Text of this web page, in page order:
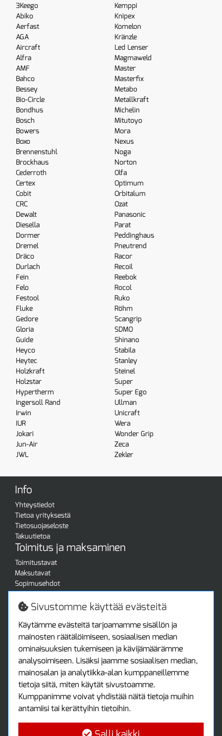
3Keego
Abiko
Aerfast
AGA
Aircraft
Alfra
AMF
Bahco
Bessey
Bio-Circle
Bondhus
Bosch
Bowers
Boxo
Brennenstuhl
Brockhaus
Cederroth
Certex
Cobit
CRC
Dewalt
Diesella
Dormer
Dremel
Dräco
Durlach
Fein
Felo
Festool
Fluke
Gedore
Gloria
Guide
Heyco
Heytec
Holzkraft
Holzstar
Hypertherm
Ingersoll Rand
Irwin
IUR
Jokari
Jun-Air
JWL
Kemppi
Knipex
Komelon
Kränzle
Led Lenser
Magmaweld
Master
Masterfix
Metabo
Metallkraft
Michelin
Mitutoyo
Mora
Nexus
Noga
Norton
Olfa
Optimum
Orbitalum
Ozat
Panasonic
Parat
Peddinghaus
Pneutrend
Racor
Recoil
Reebok
Rocol
Ruko
Röhm
Scangrip
SDMO
Shinano
Stabila
Stanley
Steinel
Super
Super Ego
Ullman
Unicraft
Wera
Wonder Grip
Zeca
Zekler
Info
Yhteystiedot
Tietoa yrityksestä
Tietosuojaseloste
Takuutietoa
Toimitus ja maksaminen
Toimitustavat
Maksutavat
Sopimusehdot
Turvallista ostamista
Jälleenmyyjille
Tax free / verovapaa myynti
Asiakastilini
Asiakastili
Luo tili
Kirjaudu sisään
Ota yhteyttä
Protools Oy
Tuottajankatu 13
Sivustomme käyttää evästeitä
Käytämme evästeitä tarjoamamme sisällön ja
mainosten räätälöimiseen, sosiaalisen median
ominaisuuksien tukemiseen ja kävijämäärämme
analysoimiseen. Lisäksi jaamme sosiaalisen median,
mainosalan ja analytiikka-alan kumppaneillemme
tietoja siitä, miten käytät sivustoamme.
Kumppanimme voivat yhdistää näitä tietoja muihin
antamiisi tai kerättyihin tietoihin.